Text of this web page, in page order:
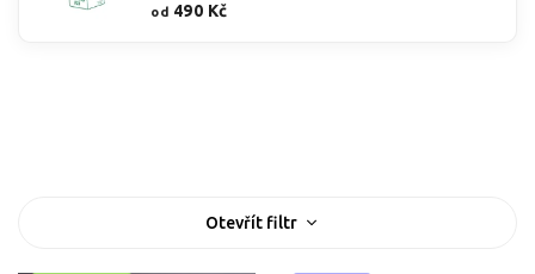
od 490 Kč
Otevřít filtr